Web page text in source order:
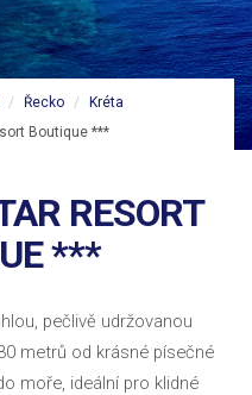
Řecko
Kréta
Boutique ***
RESORT
***
pečlivě udržovanou
metrů od krásné písečné
moře, ideální pro klidné